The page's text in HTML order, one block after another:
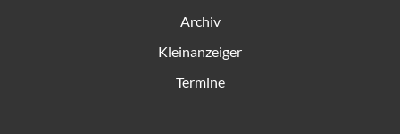
Archiv
Kleinanzeiger
Termine